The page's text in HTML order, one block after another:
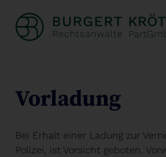
Vorladung
Bei Erhalt einer Ladung zur
Polizei, ist Vorsicht geboten.